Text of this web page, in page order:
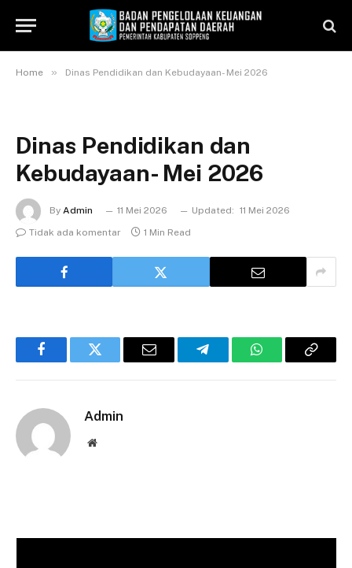
Home » Dinas Pendidikan dan Kebudayaan- Mei 2026
Dinas Pendidikan dan
Kebudayaan- Mei 2026
By Admin 11 Mei 2026 Updated: 11 Mei 2026
Tidak ada komentar
1 Min Read
FacebookTwitter Email TelegramWhatsAppCopy
Admin
Website